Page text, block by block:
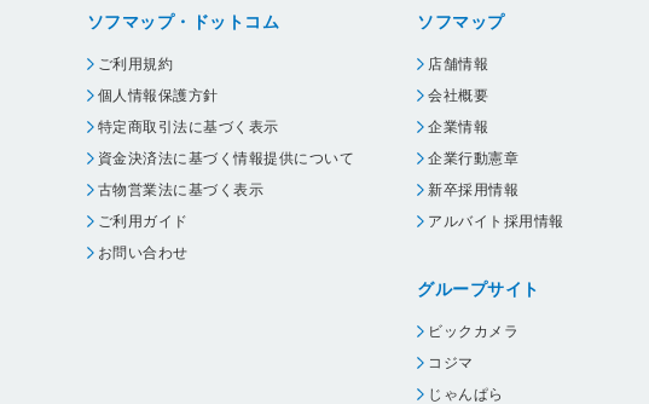
ソフマップ・ドットコム
ご利用規約
個人情報保護方針
特定商取引法に基づく表示
資金決済法に基づく情報提供について
古物営業法に基づく表示
ご利用ガイド
お問い合わせ
ソフマップ
店舗情報
会社概要
企業情報
企業行動憲章
新卒採用情報
アルバイト採用情報
グループサイト
ビックカメラ
コジマ
じゃんぱら